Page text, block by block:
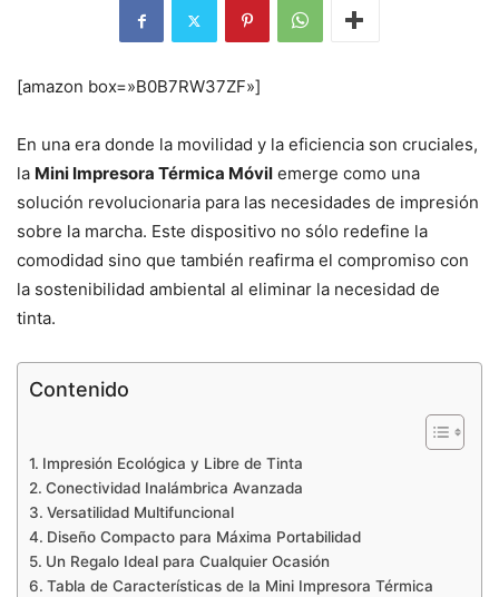
[amazon box=»B0B7RW37ZF»]
En una era donde la movilidad y la eficiencia son cruciales,
la Mini Impresora Térmica Móvil emerge como una
solución revolucionaria para las necesidades de impresión
sobre la marcha. Este dispositivo no sólo redefine la
comodidad sino que también reafirma el compromiso con
la sostenibilidad ambiental al eliminar la necesidad de
tinta.
Contenido
Impresión Ecológica y Libre de Tinta
Conectividad Inalámbrica Avanzada
Versatilidad Multifuncional
Diseño Compacto para Máxima Portabilidad
Un Regalo Ideal para Cualquier Ocasión
Tabla de Características de la Mini Impresora Térmica